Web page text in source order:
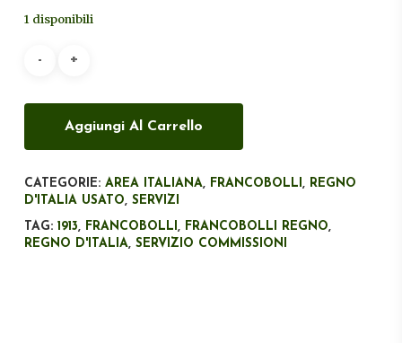
1 disponibili
Aggiungi Al Carrello
CATEGORIE: AREA ITALIANA, FRANCOBOLLI , REGNO
D'ITALIA USATO, SERVIZI
TAG: 1913, FRANCOBOLLI , FRANCOBOLLI REGNO,
REGNO D'ITALIA, SERVIZIO COMMISSIONI